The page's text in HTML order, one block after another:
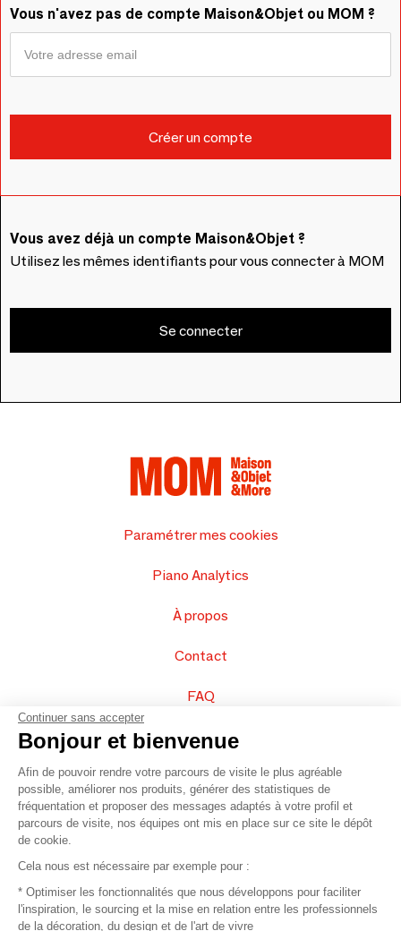
Vous n'avez pas de compte Maison&Objet ou MOM ?
Vous avez déjà un compte Maison&Objet ?
Utilisez les mêmes identifiants pour vous connecter à MOM
Se connecter
Paramétrer mes cookies
Piano Analytics
À propos
Contact
FAQ
Vendez vos produits
Plan du site
© 2016 –Organisation SAFI
Recrutement
Continuer sans accepter
Bonjour et bienvenue
Afin de pouvoir rendre votre parcours de visite le plus agréable
possible, améliorer nos produits, générer des statistiques de
fréquentation et proposer des messages adaptés à votre profil et
parcours de visite, nos équipes ont mis en place sur ce site le dépôt
de cookie.
Cela nous est nécessaire par exemple pour :
* Optimiser les fonctionnalités que nous développons pour faciliter
l'inspiration, le sourcing et la mise en relation entre les professionnels
de la décoration, du design et de l'art de vivre